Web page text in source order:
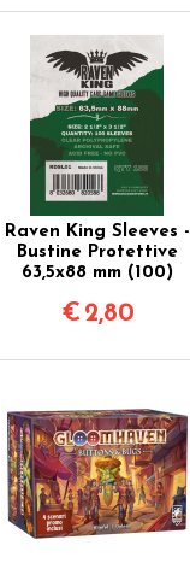
Raven King Sleeves -
Bustine Protettive
63,5x88 mm (100)
€ 2,80